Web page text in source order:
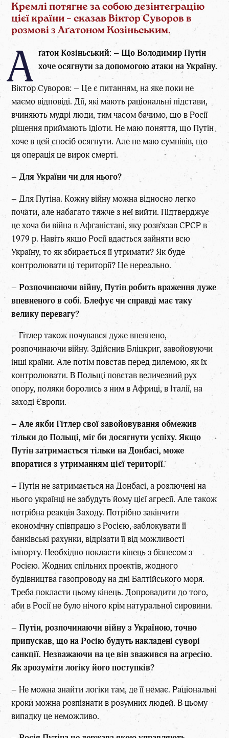
Кремлі потягне за собою дезінтеграцію
цієї країни – сказав Віктор Суворов в
розмові з Аґатоном Козіньським.
А ґатон Козіньський: – Що Володимир Путін
хоче осягнути за допомогою атаки на Україну.
Віктор Суворов: – Це є питанням, на яке поки не
маємо відповіді. Дії, які мають раціональні підстави,
вчиняють мудрі люди, тим часом бачимо, що в Росії
рішення приймають ідіоти. Не маю поняття, що Путін
хоче в цей спосіб осягнути. Але не маю сумнівів, що
ця операція це вирок смерті.
–Для України чи для нього?
– Для Путіна. Кожну війну можна відносно легко
почати, але набагато тяжче з неї вийти. Підтверджує
це хоча би війна в Афганістані, яку розв’язав СРСР в
1979 р. Навіть якщо Росії вдасться зайняти всю
Україну, то як збирається її утримати? Як буде
контролювати ці території? Це нереально.
– Розпочинаючи війну, Путін робить враження дуже
впевненого в собі. Блефує чи справді має таку
велику перевагу?
– Гітлер також почувався дуже впевнено,
розпочинаючи війну. Здійснив Бліцкриг, завойовуючи
інші країни. Але потім повстав перед дилемою, як їх
контролювати. В Польщі повстав величезний рух
опору, поляки боролись з ним в Африці, в Італії, на
заході Європи.
–Але якби Гітлер свої завойовування обмежив
тільки до Польщі, міг би досягнути успіху. Якщо
Путін затримається тільки на Донбасі, може
впоратися з утриманням цієї території.
– Путін не затримається на Донбасі, а розлючені на
нього українці не забудуть йому цієї агресії. Але також
потрібна реакція Заходу. Потрібно закінчити
економічну співпрацю з Росією, заблокувати її
банківські рахунки, відрізати її від можливості
імпорту. Необхідно покласти кінець з бізнесом з
Росією. Жодних спільних проектів, жодного
будівництва газопроводу на дні Балтійського моря.
Треба покласти цьому кінець. Допровадити до того,
аби в Росії не було нічого крім натуральної сировини.
– Путін, розпочинаючи війну з Україною, точно
припускав, що на Росію будуть накладені суворі
санкції. Незважаючи на це він зважився на агресію.
Як зрозуміти логіку його поступків?
– Не можна знайти логіки там, де її немає. Раціональні
кроки можна розпізнати в розумних людей. В цьому
випадку це неможливо.